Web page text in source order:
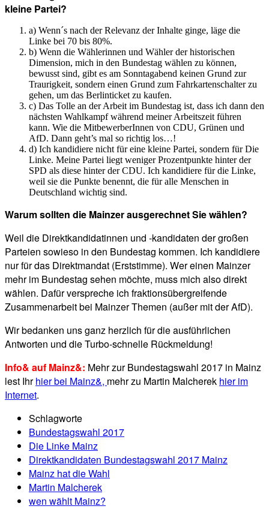
kleine Partei?
a) Wenn´s nach der Relevanz der Inhalte ginge, läge die
Linke bei 70 bis 80%.
b) Wenn die Wählerinnen und Wähler der historischen
Dimension, mich in den Bundestag wählen zu können,
bewusst sind, gibt es am Sonntagabend keinen Grund zur
Traurigkeit, sondern einen Grund zum Fahrkartenschalter zu
gehen, um das Berlinticket zu kaufen.
c) Das Tolle an der Arbeit im Bundestag ist, dass ich dann den
nächsten Wahlkampf während meiner Arbeitszeit führen
kann. Wie die MitbewerberInnen von CDU, Grünen und
AfD. Dann geht’s mal so richtig los…!
d) Ich kandidiere nicht für eine kleine Partei, sondern für Die
Linke. Meine Partei liegt weniger Prozentpunkte hinter der
SPD als diese hinter der CDU. Ich kandidiere für die Linke,
weil sie die Punkte benennt, die für alle Menschen in
Deutschland wichtig sind.
Warum sollten die Mainzer ausgerechnet Sie wählen?
Weil die Direktkandidatinnen und -kandidaten der großen
Parteien sowieso in den Bundestag kommen. Ich kandidiere
nur für das Direktmandat (Erststimme). Wer einen Mainzer
mehr im Bundestag sehen möchte, muss mich also direkt
wählen. Dafür verspreche ich fraktionsübergreifende
Zusammenarbeit bei Mainzer Themen (außer mit der AfD).
Wir bedanken uns ganz herzlich für die ausführlichen
Antworten und die Turbo-schnelle Rückmeldung!
Info& auf Mainz&: Mehr zur Bundestagswahl 2017 in Mainz
lest Ihrhier bei Mainz&, mehr zu Martin Malcherek hier im
Internet.
Schlagworte
Bundestagswahl 2017
Die Linke Mainz
Direktkandidaten Bundestagswahl 2017 Mainz
Mainz hat die Wahl
Martin Malcherek
wen wählt Mainz?